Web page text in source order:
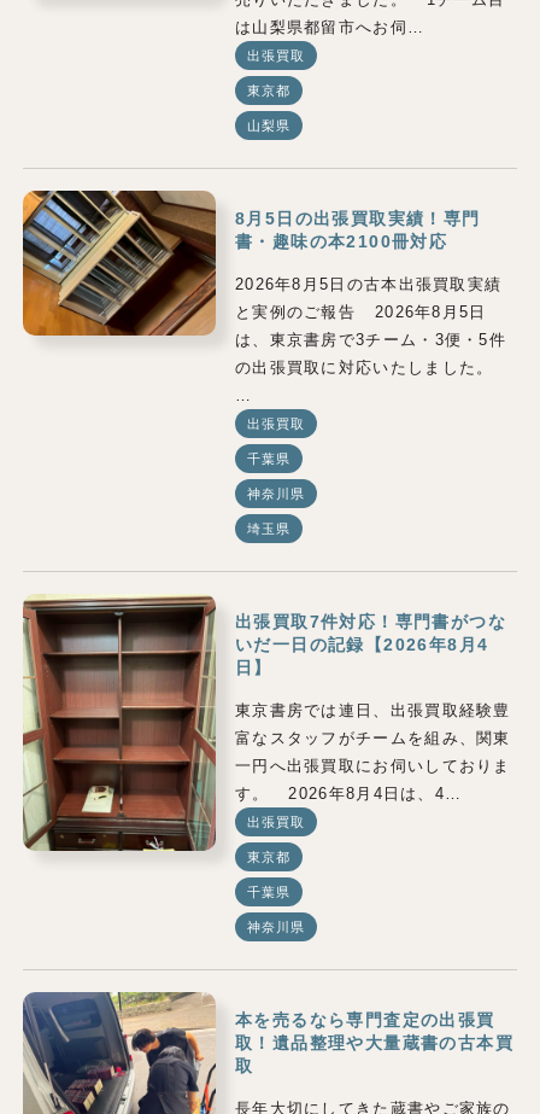
は山梨県都留市へお伺…
出張買取
東京都
山梨県
8月5日の出張買取実績！専門
書・趣味の本2100冊対応
2026年8月5日の古本出張買取実績
と実例のご報告 2026年8月5日
は、東京書房で3チーム・3便・5件
の出張買取に対応いたしました。
出張買取
千葉県
神奈川県
埼玉県
出張買取7件対応！専門書がつな
いだ一日の記録【2026年8月4
日】
東京書房では連日、出張買取経験豊
富なスタッフがチームを組み、関東
一円へ出張買取にお伺いしておりま
す。 2026年8月4日は、4…
出張買取
東京都
千葉県
神奈川県
本を売るなら専門査定の出張買
取！遺品整理や大量蔵書の古本買
取
長年大切にしてきた蔵書やご家族の